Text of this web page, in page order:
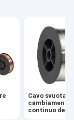
d'acciaio
Cavo svuotato
cambiamento
continuo della